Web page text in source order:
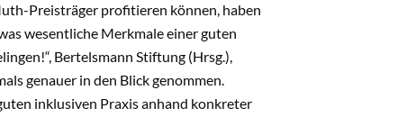
Preisträger profitieren können, haben
wesentliche Merkmale einer guten
Bertelsmann Stiftung (Hrsg.),
genauer in den Blick genommen.
inklusiven Praxis anhand konkreter